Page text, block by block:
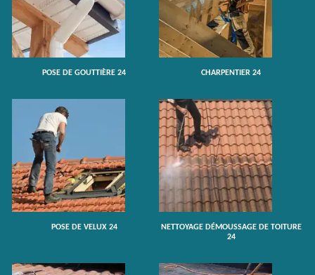
POSE DE GOUTTIÈRE 24 CHARPENTIER 24
POSE DE VELUX 24
NETTOYAGE DÉMOUSSAGE DE TOITURE
24